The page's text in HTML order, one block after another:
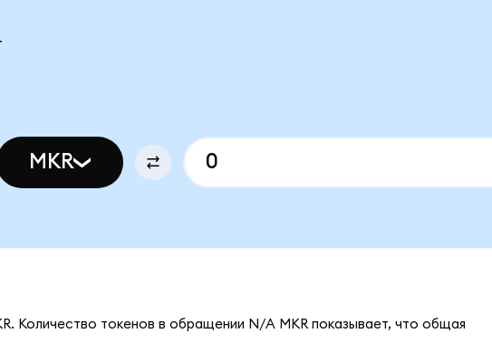
MKR
Количество токенов в обращении N/A MKR показывает, что общая